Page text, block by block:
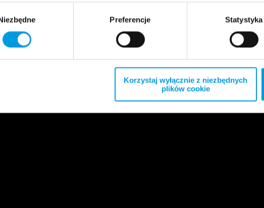
Preferencje Statystyka
Korzystaj wyłącznie z niezbędnych
plików cookie